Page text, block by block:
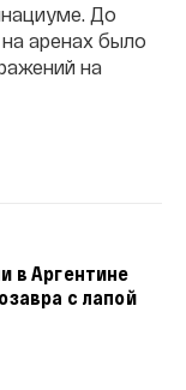
До
аренах было
на
в Аргентине
с лапой